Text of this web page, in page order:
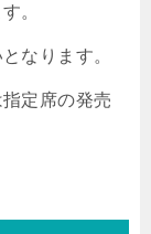
。
なります。
定席の発売